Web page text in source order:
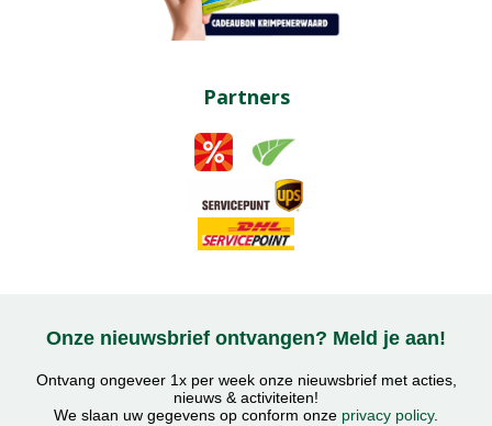
Partners
Onze nieuwsbrief ontvangen? Meld je aan!
Ontvang ongeveer 1x per week onze nieuwsbrief met acties,
nieuws & activiteiten!
We slaan uw gegevens op conform onze privacy policy.